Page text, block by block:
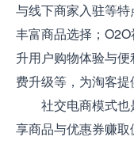
与线下商家入驻等
丰富商品选择；
升用户购物体验与
费升级等，为淘客提
社交电商模式也
享商品与优惠券赚